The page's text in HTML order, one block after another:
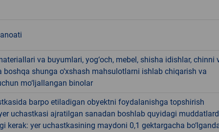
va buyumlari, yog‘och, mebel, shisha idishlar, chinni
boshqa shunga o‘xshash mahsulotlarni ishlab chiqarish va
mo‘ljallangan binolar
barpo etiladigan obyektni foydalanishga topshirish
uchastkasi ajratilgan sanadan boshlab quyidagi
kerak: yer uchastkasining maydoni 0,1 gektargacha